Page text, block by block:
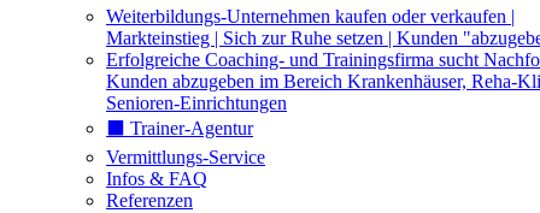
Weiterbildungs-Unternehmen kaufen oder verkaufen |
Markteinstieg | Sich zur Ruhe setzen | Kunden
Erfolgreiche Coaching- und Trainingsfirma sucht
Kunden abzugeben im Bereich Krankenhäuser, Reha-
Senioren-Einrichtungen
⬛️ Trainer-Agentur
Vermittlungs-Service
Infos & FAQ
Referenzen